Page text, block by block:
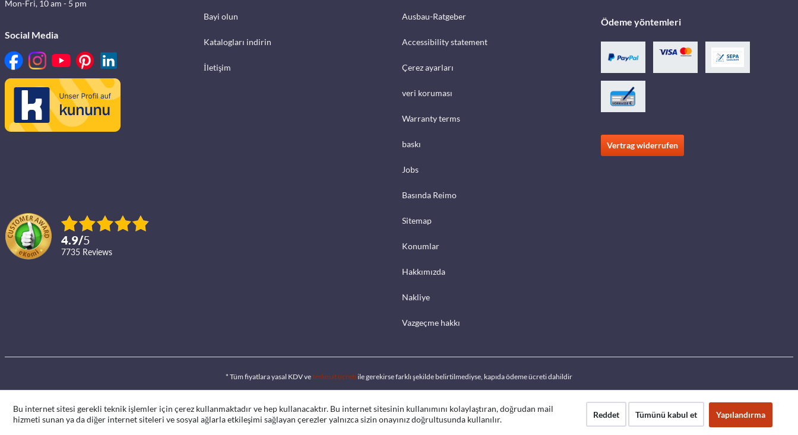
Mon-Fri, 10 am - 5 pm
Social Media
4.9/5
7735 reviews
Bayi olun
Katalogları indirin
İletişim
Ausbau-Ratgeber
Accessibility statement
Çerez ayarları
veri koruması
Warranty terms
baskı
Jobs
Basında Reimo
Sitemap
Konumlar
Hakkımızda
Nakliye
Vazgeçme hakkı
Ödeme yöntemleri
Vertrag widerrufen
* Tüm fiyatlara yasal KDV veteslimat ücreti ile gerekirse farklı şekilde belirtilmediyse, kapıda ödeme ücreti dahildir
Bu internet sitesi gerekli teknik işlemler için çerez kullanmaktadır ve hep kullanacaktır. Bu internet sitesinin kullanımını kolaylaştıran, doğrudan mail
hizmeti sunan ya da diğer internet siteleri ve sosyal ağlarla etkileşimi sağlayan çerezler yalnızca sizin onayınız doğrultusunda kullanılır.
Reddet Tümünü kabul et Yapılandırma